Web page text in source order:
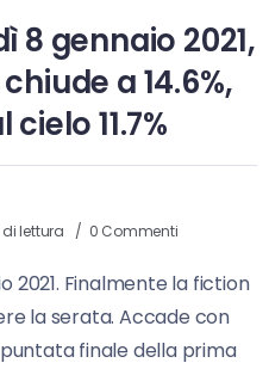
8 gennaio 2021,
a 14.6%,
11.7%
di lettura 0 Commenti
2021. Finalmente la fiction
la serata. Accade con
finale della prima